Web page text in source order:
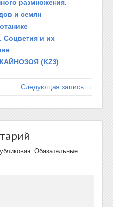
размножения.
и семян
Соцветия и их
(KZ3)
Следующая запись →
Обязательные